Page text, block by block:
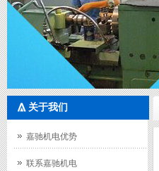
关于我们
嘉驰机电优势
联系嘉驰机电